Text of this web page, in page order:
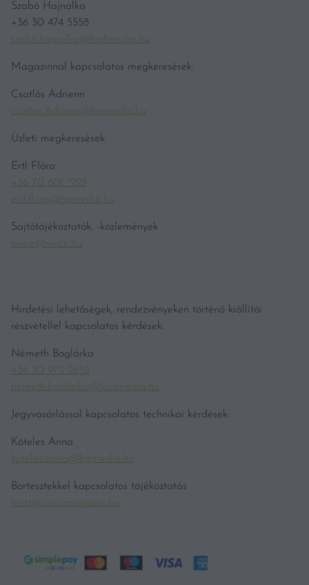
Szabó Hajnalka
+36 30 474 5558
szabo.hajnalka@kodmedia.hu
Magazinnal kapcsolatos megkeresések:
Csatlós Adrienn
csatlos.Adrienn@hgmedia.hu
Üzleti megkeresések:
Ertl Flóra
+36 70 601 1929
ertl.flora@hgmedia.hu
Sajtótájékoztatók, -közlemények
vince@vince.hu
Hirdetési lehetőségek, rendezvényeken történő kiállítói
részvétellel kapcsolatos kérdések:
Németh Boglárka
+36 30 975 2652
nemeth.boglarka@kodmedia.hu
Jegyvásárlással kapcsolatos technikai kérdések:
Köteles Anna
koteles.anna@hgmedia.hu
Bortesztekkel kapcsolatos tájékoztatás
teszt@vincemagazin.hu